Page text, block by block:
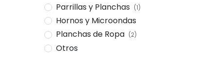
Parrillas y Planchas (1)
Hornos y Microondas
Planchas de Ropa (2)
Otros